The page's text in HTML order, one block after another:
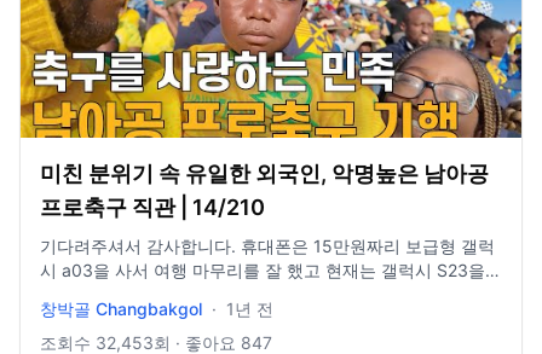
https://studio.youtube.com/video/vQbWG77MMu0/edit
미친 분위기 속 유일한 외국인, 악명높은 남아공
프로축구 직관 | 14/210
기다려주셔서 감사합니다. 휴대폰은 15만원짜리 보급형 갤럭
시 a03을 사서 여행 마무리를 잘 했고 현재는 갤럭시 S23을
changbakgol 메일 - changbakgoll@gmail.com 브금
https://www.youtube.com/watch?v=5cmlgvekbYY
창박골 Changbakgol · 1년 전
조회수 32,453회 · 좋아요 847